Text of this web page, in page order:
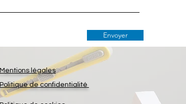
Envoyer
Mentions légales
Politique de confidentialité